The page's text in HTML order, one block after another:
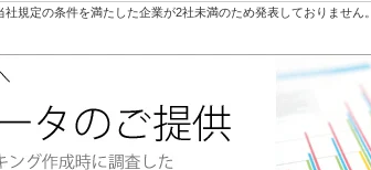
規定の条件を満たした企業が2社未満のため発表しておりません。